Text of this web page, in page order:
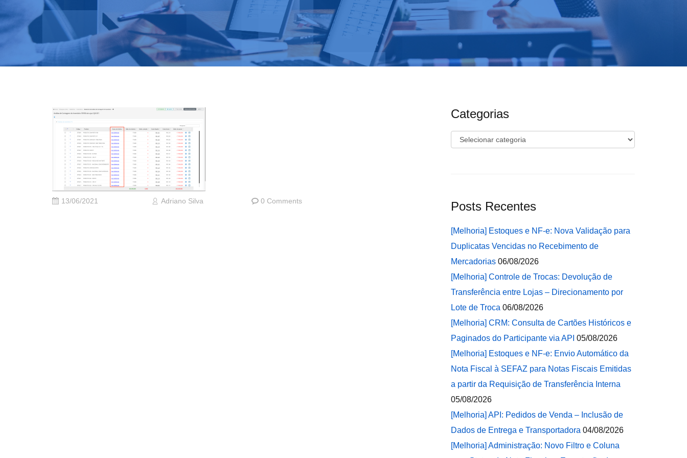
13/06/2021 Adriano Silva 0 Comments
Categorias
Categorias
Posts Recentes
[Melhoria] Estoques e NF-e: Nova Validação para
Duplicatas Vencidas no Recebimento de
Mercadorias 06/08/2026
[Melhoria] Controle de Trocas: Devolução de
Transferência entre Lojas – Direcionamento por
Lote de Troca 06/08/2026
[Melhoria] CRM: Consulta de Cartões Históricos e
Paginados do Participante via API 05/08/2026
[Melhoria] Estoques e NF-e: Envio Automático da
Nota Fiscal à SEFAZ para Notas Fiscais Emitidas
a partir da Requisição de Transferência Interna
05/08/2026
[Melhoria] API: Pedidos de Venda – Inclusão de
Dados de Entrega e Transportadora 04/08/2026
[Melhoria] Administração: Novo Filtro e Coluna